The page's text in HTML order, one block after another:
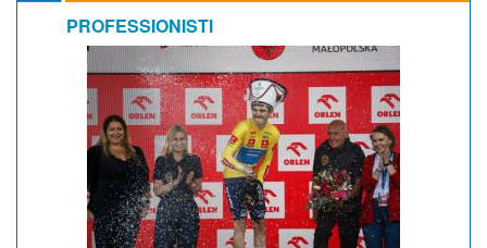
PROFESSIONISTI